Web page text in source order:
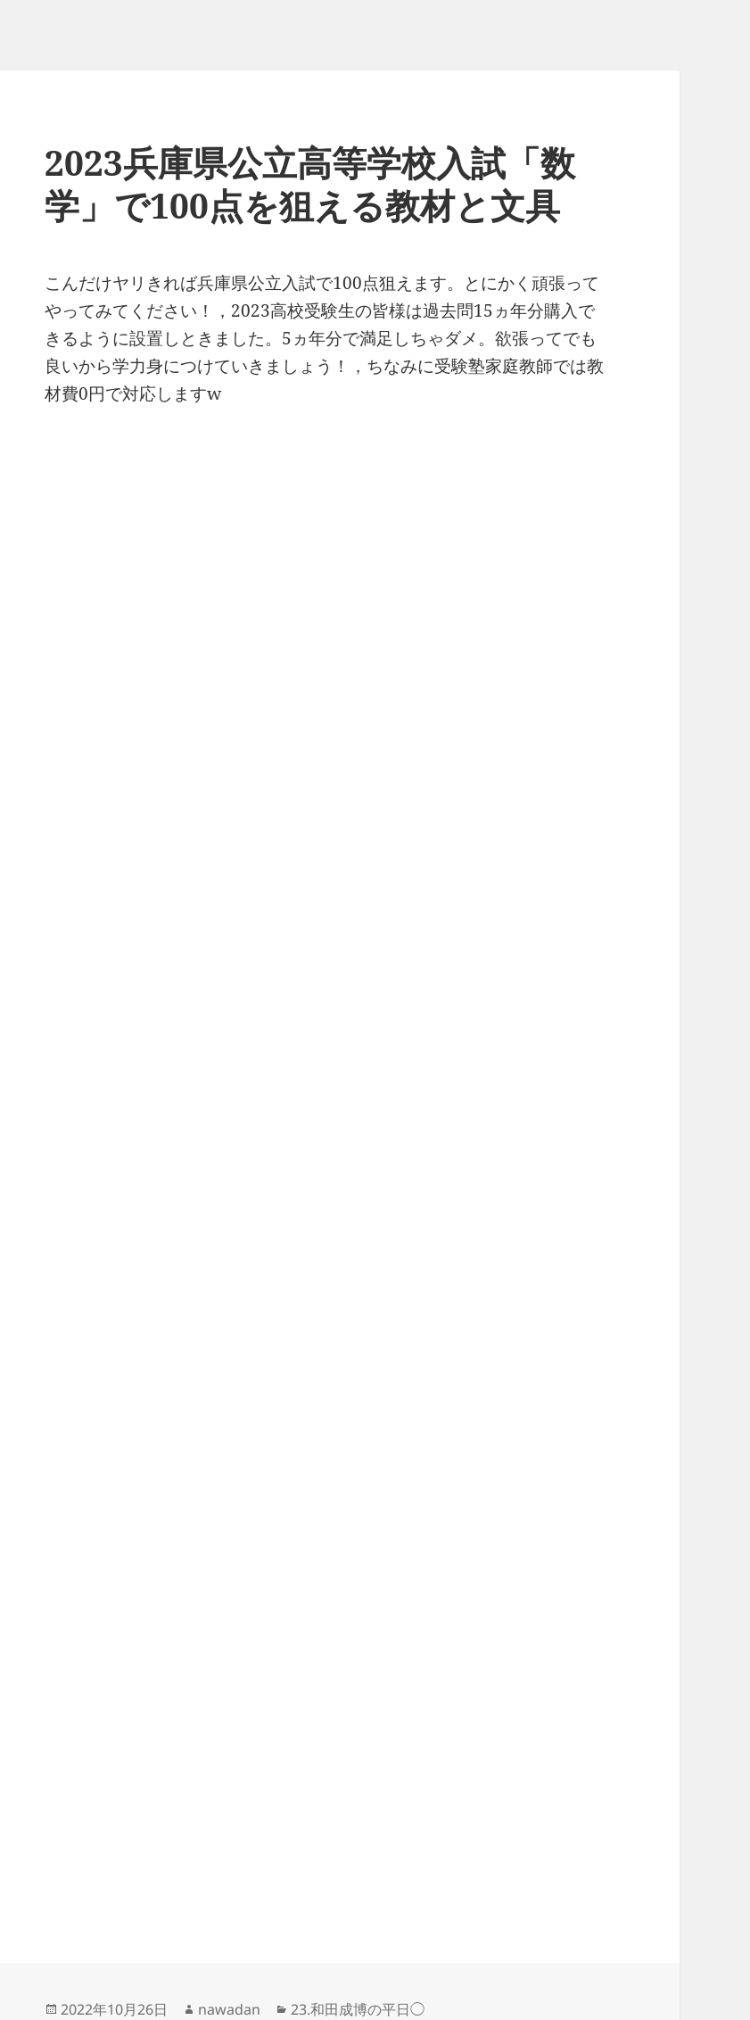
2023兵庫県公立高等学校入試「数
学」で100点を狙える教材と文具
こんだけヤリきれば兵庫県公立入試で100点狙えます。とにかく頑張って
やってみてください！，2023高校受験生の皆様は過去問15ヵ年分購入で
きるように設置しときました。5ヵ年分で満足しちゃダメ。欲張ってでも
良いから学力身につけていきましょう！，ちなみに受験塾家庭教師では教
材費0円で対応しますw
投
2022年10月26日
作
nawadan
カ
23.和田成博の平日◯